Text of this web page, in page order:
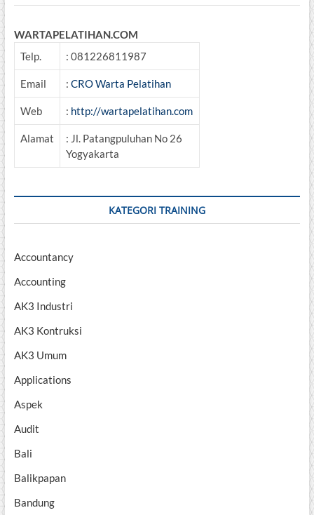
WARTAPELATIHAN.COM
Telp.
: 081226811987
Email : CRO Warta Pelatihan
Web : http://wartapelatihan.com
Alamat
: Jl. Patangpuluhan No 26
Yogyakarta
KATEGORI TRAINING
Accountancy
Accounting
AK3 Industri
AK3 Kontruksi
AK3 Umum
Applications
Aspek
Audit
Bali
Balikpapan
Bandung